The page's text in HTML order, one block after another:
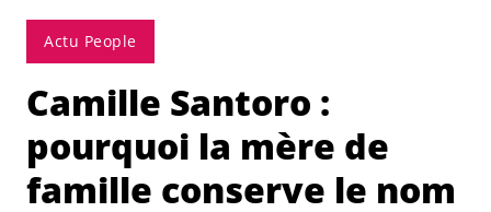
Actu People
Camille Santoro :
pourquoi la mère de
famille conserve le nom